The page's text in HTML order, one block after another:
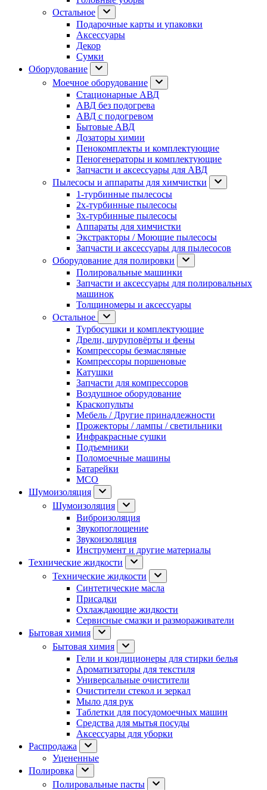
Остальное
Подарочные карты и упаковки
Аксессуары
Декор
Сумки
Оборудование
Моечное оборудование
Стационарные АВД
АВД без подогрева
АВД с подогревом
Бытовые АВД
Дозаторы химии
Пенокомплекты и комплектующие
Пеногенераторы и комплектующие
Запчасти и аксессуары для АВД
Пылесосы и аппараты для химчистки
1-турбинные пылесосы
2х-турбинные пылесосы
3х-турбинные пылесосы
Аппараты для химчистки
Экстракторы / Моющие пылесосы
Запчасти и аксессуары для пылесосов
Оборудование для полировки
Полировальные машинки
Запчасти и аксессуары для полировальных
машинок
Толщиномеры и аксессуары
Остальное
Турбосушки и комплектующие
Дрели, шуруповёрты и фены
Компрессоры безмасляные
Компрессоры поршеновые
Катушки
Запчасти для компрессоров
Воздушное оборудование
Краскопульты
Мебель / Другие принадлежности
Прожекторы / лампы / светильники
Инфракрасные сушки
Подъемники
Поломоечные машины
Батарейки
МСО
Шумоизоляция
Шумоизоляция
Виброизоляция
Звукопоглощение
Звукоизоляция
Инструмент и другие материалы
Технические жидкости
Технические жидкости
Синтетические масла
Присадки
Охлаждающие жидкости
Сервисные смазки и размораживатели
Бытовая химия
Бытовая химия
Гели и кондиционеры для стирки белья
Ароматизаторы для текстиля
Универсальные очистители
Очистители стекол и зеркал
Мыло для рук
Таблетки для посудомоечных машин
Средства для мытья посуды
Аксессуары для уборки
Распродажа
Уцененные
Полировка
Полировальные пасты